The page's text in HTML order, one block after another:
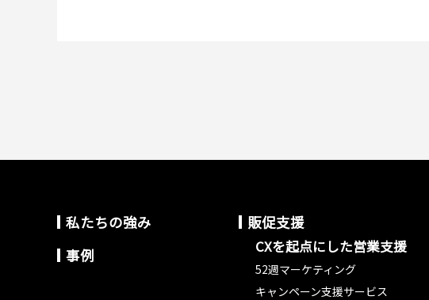
私たちの強み
事例
販促支援
CXを起点にした営業支援
52週マーケティング
キャンペーン支援サービス